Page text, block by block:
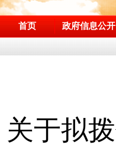
首页 政府信息公开